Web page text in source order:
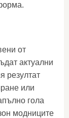
от
актуални
резултат
или
гола
модниците